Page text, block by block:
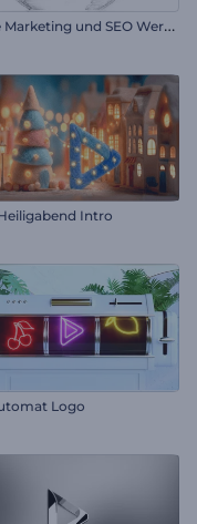
O
nline Marketing und SEO Werbung
Intro
Logo